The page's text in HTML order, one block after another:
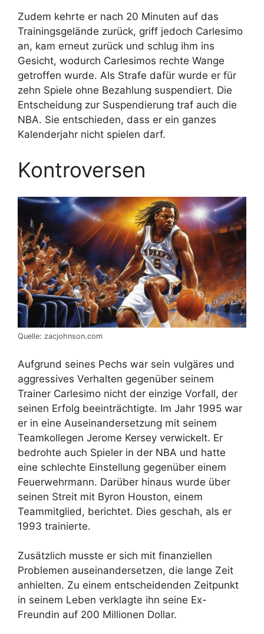
Zudem kehrte er nach 20 Minuten auf das
Trainingsgelände zurück, griff jedoch Carlesimo
an, kam erneut zurück und schlug ihm ins
Gesicht, wodurch Carlesimos rechte Wange
getroffen wurde. Als Strafe dafür wurde er für
zehn Spiele ohne Bezahlung suspendiert. Die
Entscheidung zur Suspendierung traf auch die
NBA. Sie entschieden, dass er ein ganzes
Kalenderjahr nicht spielen darf.
Kontroversen
Quelle: zacjohnson.com
Aufgrund seines Pechs war sein vulgäres und
aggressives Verhalten gegenüber seinem
Trainer Carlesimo nicht der einzige Vorfall, der
seinen Erfolg beeinträchtigte. Im Jahr 1995 war
er in eine Auseinandersetzung mit seinem
Teamkollegen Jerome Kersey verwickelt. Er
bedrohte auch Spieler in der NBA und hatte
eine schlechte Einstellung gegenüber einem
Feuerwehrmann. Darüber hinaus wurde über
seinen Streit mit Byron Houston, einem
Teammitglied, berichtet. Dies geschah, als er
1993 trainierte.
Zusätzlich musste er sich mit finanziellen
Problemen auseinandersetzen, die lange Zeit
anhielten. Zu einem entscheidenden Zeitpunkt
in seinem Leben verklagte ihn seine Ex-
Freundin auf 200 Millionen Dollar.